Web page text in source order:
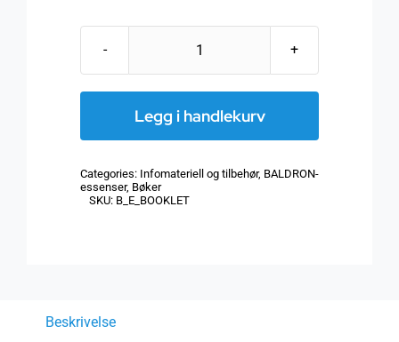
BALDRON
Booklet
PDF
Legg i handlekurv
Categories: Infomateriell og tilbehør, BALDRON-
essenser, Bøker
SKU: B_E_BOOKLET
Beskrivelse